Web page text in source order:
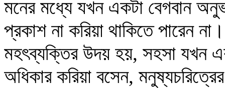
মনের মধ্যে যখন একটা বেগবান
প্রকাশ না করিয়া থাকিতে পারেন
মহৎব্যক্তির উদয় হয়, সহসা যখন
অধিকার করিয়া বসেন,